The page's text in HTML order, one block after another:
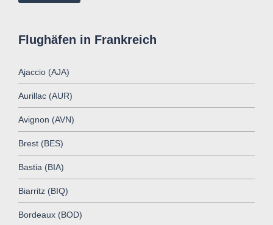
Flughäfen in Frankreich
Ajaccio (AJA)
Aurillac (AUR)
Avignon (AVN)
Brest (BES)
Bastia (BIA)
Biarritz (BIQ)
Bordeaux (BOD)